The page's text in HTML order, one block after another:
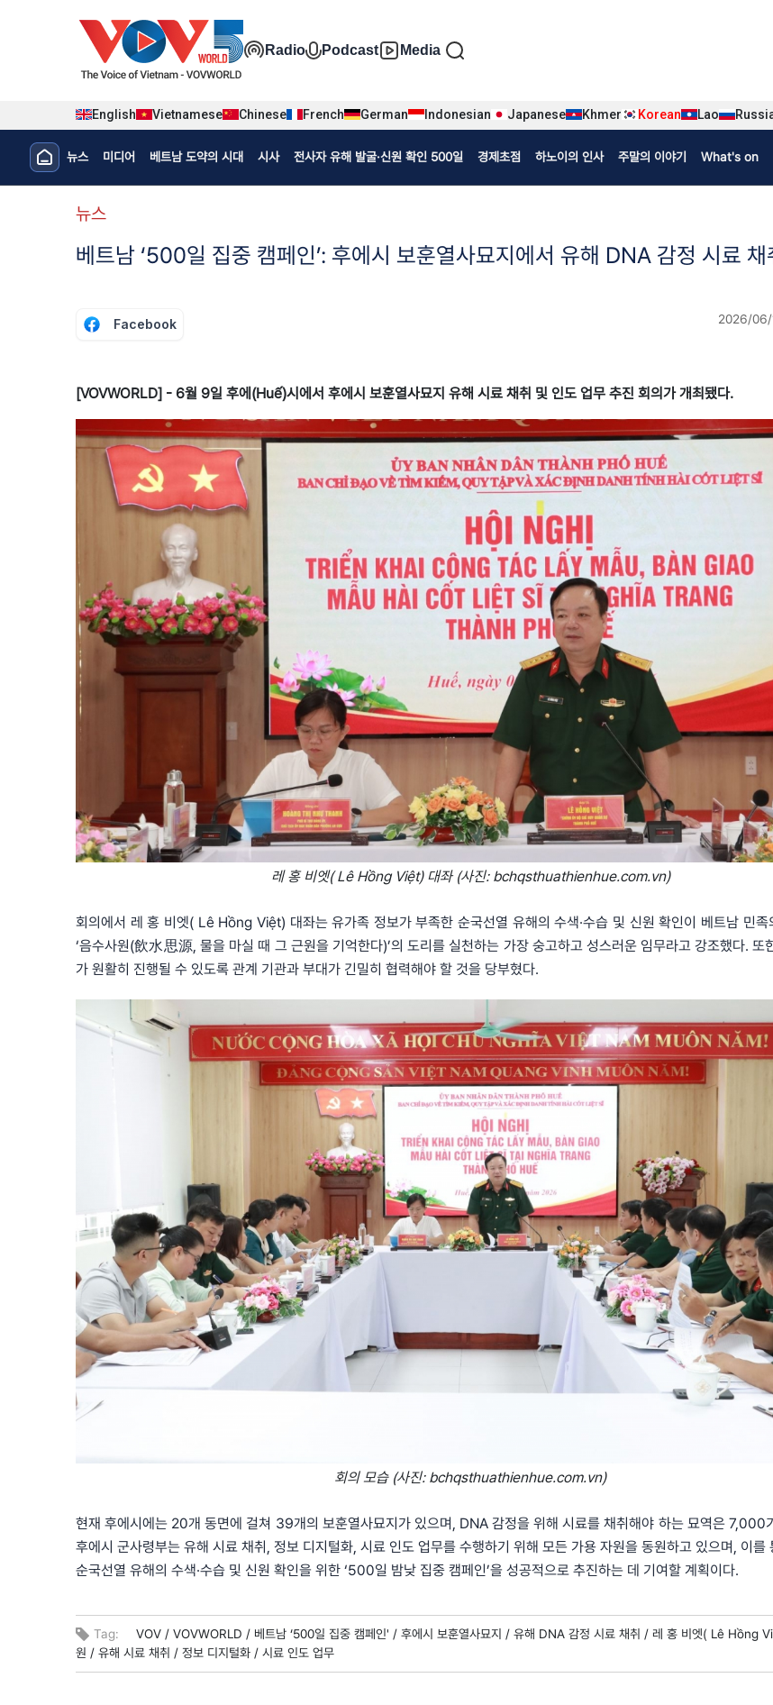
Đa phương tiện tiếng Hàn
Radio Podcast Media
English Vietnamese Chinese French German Indonesian Japanese Khmer Korean Lao
Menu trang chủ tiếng Hàn
뉴스 미디어 베트남 도약의 시대 시사 전사자 유해 발굴·신원 확인 500일 경제초점 하노이의 인사 주말의 이야기 What's on
menu phụ tiếng Hàn
뉴스
베트남 ‘500일 집중 캠페인’: 후에시 보훈열사묘지에서 유해 DNA 감정 시료 채
Facebook 2026/06/
[VOVWORLD] - 6월 9일 후에(Huế)시에서 후에시 보훈열사묘지 유해 시료 채취 및 인도 업무 추진 회의가 개최됐다.
레 홍 비엣( Lê Hồng Việt) 대좌 (사진: bchqsthuathienhue.com.vn)
회의에서 레 홍 비엣( Lê Hồng Việt) 대좌는 유가족 정보가 부족한 순국선열 유해의 수색·수습 및 신원 확인이 베트남 민족
‘음수사원(飲水思源, 물을 마실 때 그 근원을 기억한다)’의 도리를 실천하는 가장 숭고하고 성스러운 임무라고 강조했다. 또
가 원활히 진행될 수 있도록 관계 기관과 부대가 긴밀히 협력해야 할 것을 당부혔다.
회의 모습 (사진: bchqsthuathienhue.com.vn)
현재 후에시에는 20개 동면에 걸쳐 39개의 보훈열사묘지가 있으며, DNA 감정을 위해 시료를 채취해야 하는 묘역은 7,000
후에시 군사령부는 유해 시료 채취, 정보 디지털화, 시료 인도 업무를 수행하기 위해 모든 가용 자원을 동원하고 있으며, 이를
순국선열 유해의 수색·수습 및 신원 확인을 위한 ‘500일 밤낮 집중 캠페인’을 성공적으로 추진하는 데 기여할 계획이다.
Tag: VOV / VOVWORLD / 베트남 ‘500일 집중 캠페인' / 후에시 보훈열사묘지 / 유해 DNA 감정 시료 채취 / 레 홍 비엣( Lê Hồng
원 / 유해 시료 채취 / 정보 디지털화 / 시료 인도 업무